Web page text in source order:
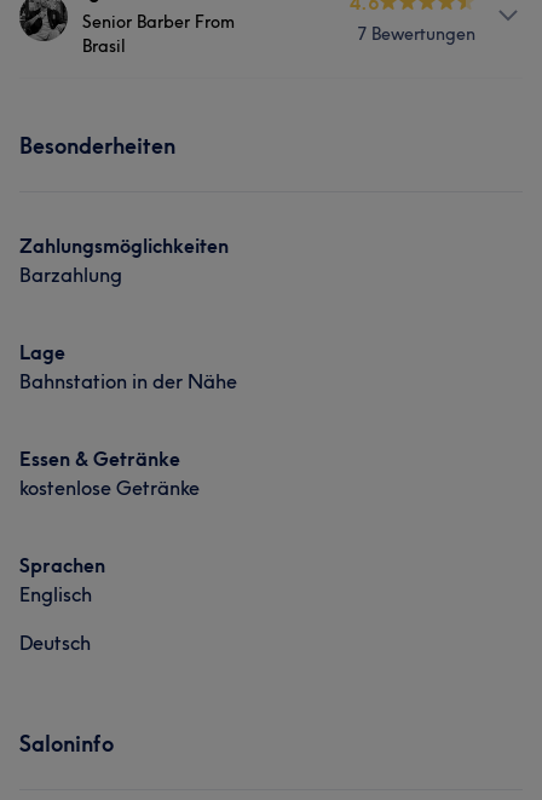
Friseur
Seit 26 Jahren im Beruf, Friseur- und Barbiermeister.
Friseur
Erfahren
Senior Barber From
Brasil
7 Bewertungen
Besonderheiten
Zahlungsmöglichkeiten
Barzahlung
Lage
Bahnstation in der Nähe
Essen & Getränke
kostenlose Getränke
Sprachen
Englisch
Deutsch
Saloninfo